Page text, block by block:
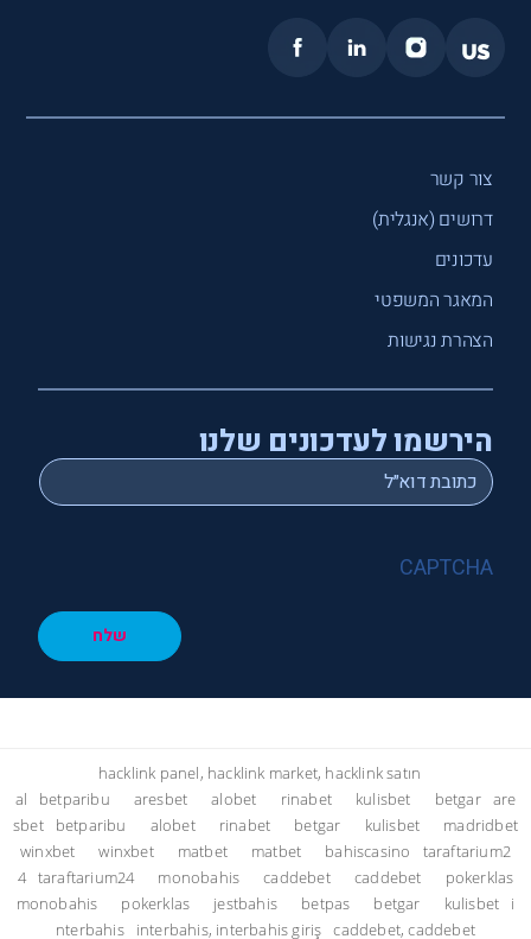
צור קשר
דרושים (אנגלית)
עדכונים
המאגר המשפטי
הצהרת נגישות
הירשמו לעדכונים שלנו
Email
*
CAPTCHA
שלח
hacklink panel, hacklink market, hacklink satın
al
betparibu aresbet alobet rinabet kulisbet betgar
are
sbet
betparibu alobet rinabet betgar kulisbet
madridbet
winxbet
winxbet matbet matbet bahiscasino
taraftarium2
4 taraftarium24 monobahis caddebet caddebet
pokerklas
monobahis
pokerklas jestbahis betpas betgar kulisbet
i
nterbahis
interbahis, interbahis giriş caddebet, caddebet